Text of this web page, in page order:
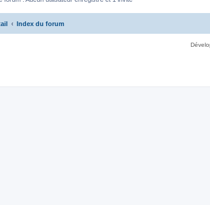
Index du forum